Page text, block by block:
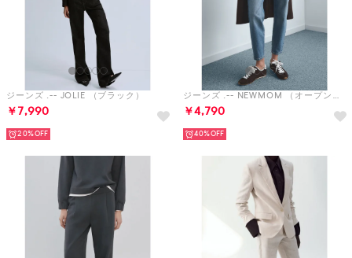
ジーンズ .-- JOLIE （ブラック）
￥7,990
20%
ジーンズ .-- NEWMOM （オープンブルー）
￥4,790
40%